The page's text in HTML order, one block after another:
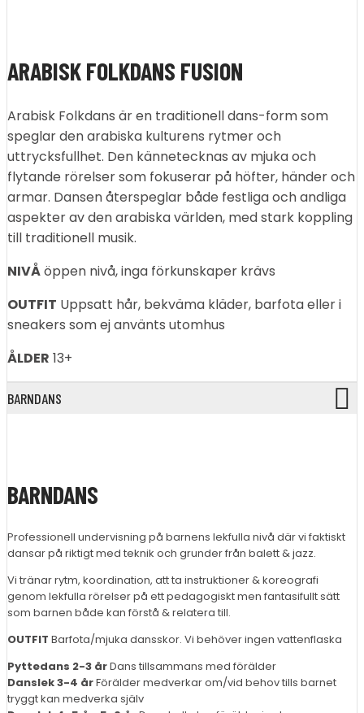
ARABISK FOLKDANS FUSION
Arabisk Folkdans är en traditionell dans-form som
speglar den arabiska kulturens rytmer och
uttrycksfullhet. Den kännetecknas av mjuka och
flytande rörelser som fokuserar på höfter, händer och
armar. Dansen återspeglar både festliga och andliga
aspekter av den arabiska världen, med stark koppling
till traditionell musik.
NIVÅöppen nivå, inga förkunskaper krävs
OUTFIT Uppsatt hår, bekväma kläder, barfota eller i
sneakers som ej använts utomhus
ÅLDER 13+
BARNDANS
BARNDANS
Professionell undervisning på barnens lekfulla nivå där vi faktiskt
dansar på riktigt med teknik och grunder från balett & jazz.
Vi tränar rytm, koordination, att ta instruktioner & koreografi
genom lekfulla rörelser på ett pedagogiskt men fantasifullt sätt
som barnen både kan förstå & relatera till.
OUTFIT Barfota/mjuka dansskor. Vi behöver ingen vattenflaska
Pyttedans 2-3 årDans tillsammans med förälder
Danslek 3-4 årFörälder medverkar om/vid behov tills barnet
tryggt kan medverka själv